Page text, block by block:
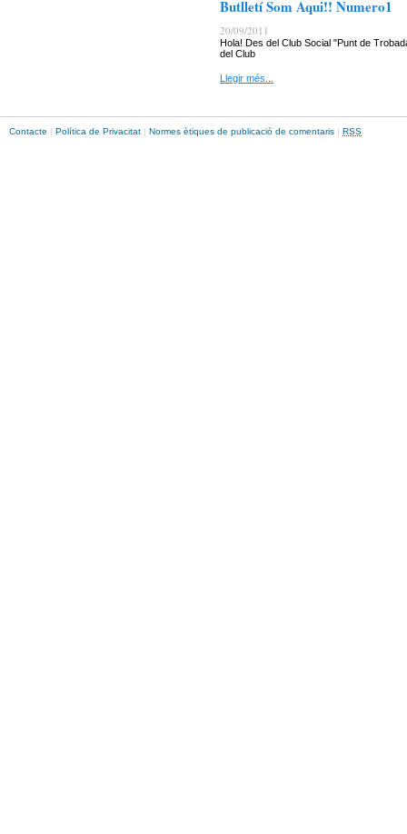
Butlletí Som Aqui!! Numero1
20/09/2011
Hola! Des del Club Social "Punt de
del Club
Llegir més...
Contacte | Política de Privacitat | Normes ètiques de publicació de comentaris | RSS